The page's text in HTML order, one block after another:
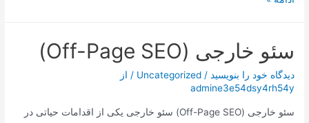
کششی
صنایع
سئو خارجی (Off-Page SEO)
دیدگاه‌ خود را بنویسید /
Uncategorized / از
admine3e54dsy4rh54y
سئو خارجی (Off-Page SEO) سئو خارجی یکی از اقدامات حیاتی در